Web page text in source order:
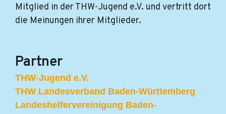
Mitglied in der THW-Jugend e.V. und vertritt dort
die Meinungen ihrer Mitglieder.
Partner
THW-Jugend e.V.
THW Landesverband Baden-Württemberg
Landeshelfervereinigung Baden-